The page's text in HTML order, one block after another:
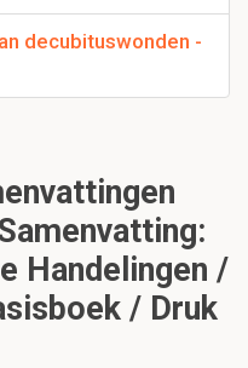
decubituswonden -
Handelingen /
/ Druk